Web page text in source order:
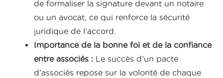
de formaliser la signature devant un notaire
ou un avocat, ce qui renforce la sécurité
juridique de l’accord.
Importance de la bonne foi et de la confiance
entre associés : Le succès d’un pacte
d’associés repose sur la volonté de chaque